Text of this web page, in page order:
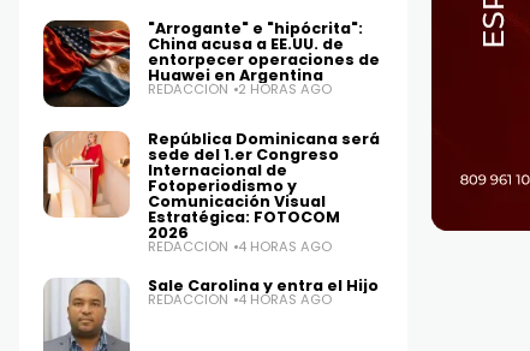
"Arrogante" e "hipócrita":
China acusa a EE.UU. de
entorpecer operaciones de
Huawei en Argentina
REDACCIÓN 2 HORAS AGO
República Dominicana será
sede del 1.er Congreso
Internacional de
Fotoperiodismo y
Comunicación Visual
Estratégica: FOTOCOM
2026
REDACCIÓN 4 HORAS AGO
Sale Carolina y entra el Hijo
REDACCIÓN 4 HORAS AGO